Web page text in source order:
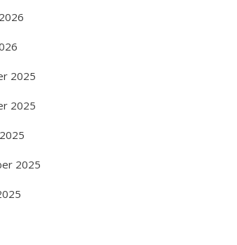
2025
2025
2025